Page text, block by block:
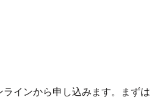
インから申し込みます。まずは